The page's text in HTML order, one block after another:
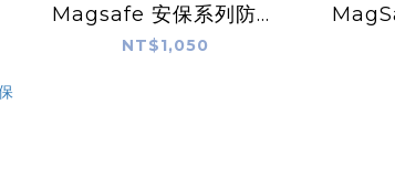
Magsafe 安保系列防摔
保護殼 for iPhone 14
NT$1,050
摔保